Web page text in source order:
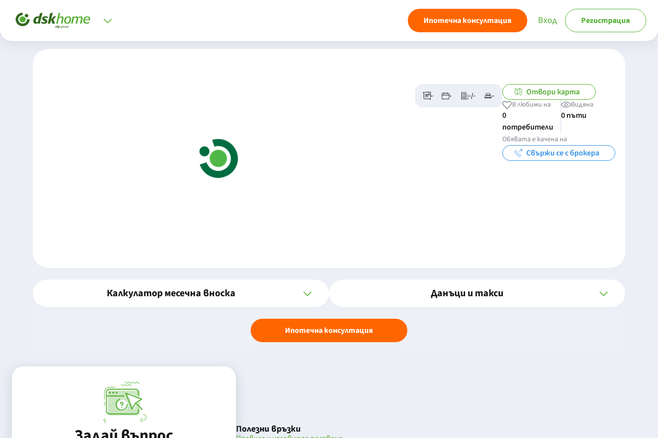
Ипотечна консултация Вход Регистрация
- - -/- - Отвори карта
В любими на
0
потребители
Видяна
0 пъти
Обявата е качена на
Свържи се с брокера
Калкулатор месечна вноска Данъци и такси
Ипотечна консултация
Полезни връзки